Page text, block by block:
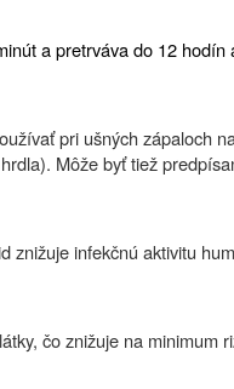
a pretrváva do 12 hodín
pri ušných zápaloch
Môže byť tiež
znižuje infekčnú aktivitu
čo znižuje na minimum